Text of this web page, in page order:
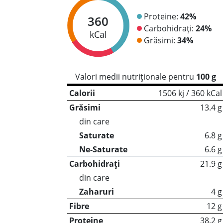
360
kCal
Proteine: 42%
Carbohidrați: 24%
Grăsimi: 34%
Valori medii nutriționale pentru 100 g
Calorii
1506 kj / 360 kCal
Grăsimi
13.4 g
din care
Saturate
6.8 g
Ne-Saturate
6.6 g
Carbohidrați
21.9 g
din care
Zaharuri
4 g
Fibre
12 g
Proteine
38.2 g